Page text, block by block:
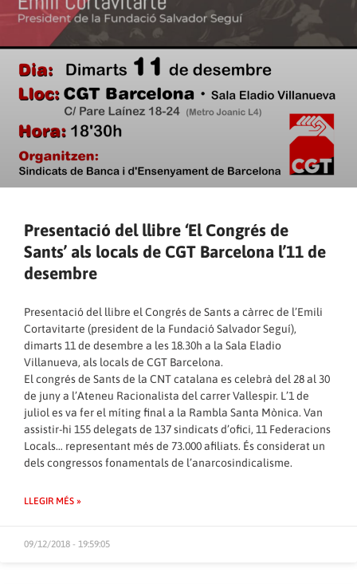
Presentació del llibre ‘El Congrés de
Sants’ als locals de CGT Barcelona l’11 de
desembre
Presentació del llibre el Congrés de Sants a càrrec de l’Emili
Cortavitarte (president de la Fundació Salvador Seguí),
dimarts 11 de desembre a les 18.30h a la Sala Eladio
Villanueva, als locals de CGT Barcelona.
El congrés de Sants de la CNT catalana es celebrà del 28 al 30
de juny a l’Ateneu Racionalista del carrer Vallespir. L’1 de
juliol es va fer el míting final a la Rambla Santa Mònica. Van
assistir-hi 155 delegats de 137 sindicats d’ofici, 11 Federacions
Locals… representant més de 73.000 afiliats. És considerat un
dels congressos fonamentals de l’anarcosindicalisme.
LLEGIR MÉS »
09/12/2018 - 19:59:05